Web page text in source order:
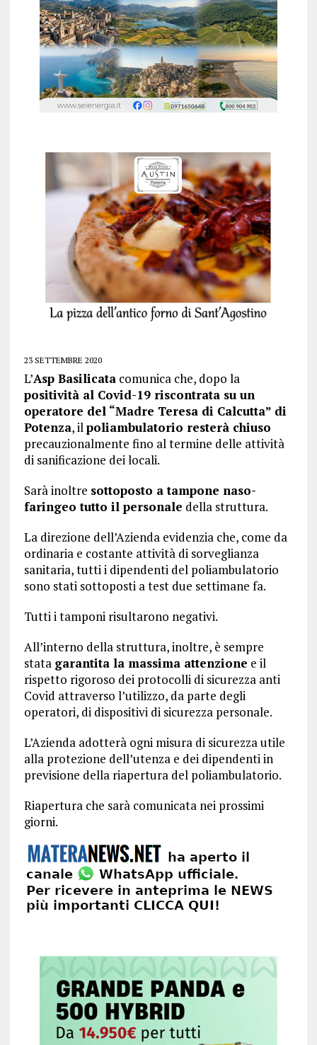
23 SETTEMBRE 2020
L’Asp Basilicatacomunica che, dopo la
positività al Covid-19 riscontrata su un
operatore del “Madre Teresa di Calcutta” di
Potenza, ilpoliambulatorio resterà chiuso
precauzionalmente fino al termine delle attività
di sanificazione dei locali.
Sarà inoltre sottoposto a tampone naso-
faringeo tutto il personale della struttura.
La direzione dell’Azienda evidenzia che, come da
ordinaria e costante attività di sorveglianza
sanitaria, tutti i dipendenti del poliambulatorio
sono stati sottoposti a test due settimane fa.
Tutti i tamponi risultarono negativi.
All’interno della struttura, inoltre, è sempre
stata garantita la massima attenzione e il
rispetto rigoroso dei protocolli di sicurezza anti
Covid attraverso l’utilizzo, da parte degli
operatori, di dispositivi di sicurezza personale.
L’Azienda adotterà ogni misura di sicurezza utile
alla protezione dell’utenza e dei dipendenti in
previsione della riapertura del poliambulatorio.
Riapertura che sarà comunicata nei prossimi
giorni.